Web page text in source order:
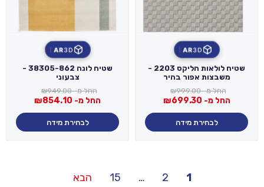
3D
AR
שטיח לולאות הליקס 2203 -
משבצות אפור בהיר
החל מ- ₪999.00
החל מ- ₪699.30
לבחירת מידה
3D
AR
שטיח לונה 38305-862 -
צבעוני
החל מ- ₪949.00
החל מ- ₪854.10
לבחירת מידה
1
2
…
15 הבא